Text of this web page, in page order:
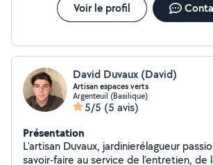
Voir le profil
David Duvaux (David)
Artisan espaces verts
Argenteuil (Basilique)
5/5 (5 avis)
Présentation
L'artisan Duvaux, jardinierélagueur
savoir-faire au service de l'entretien, de